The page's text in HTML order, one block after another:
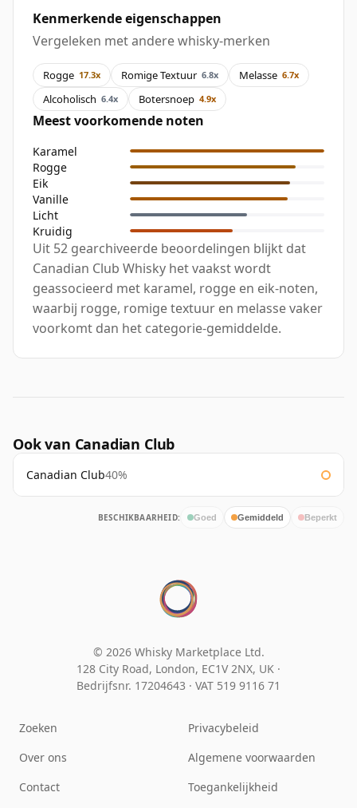
Kenmerkende eigenschappen
Vergeleken met andere whisky-merken
Rogge 17.3x Romige Textuur 6.8x Melasse 6.7x
Alcoholisch 6.4x Botersnoep 4.9x
Meest voorkomende noten
Karamel
Rogge
Eik
Vanille
Licht
Kruidig
Uit 52 gearchiveerde beoordelingen blijkt dat
Canadian Club Whisky het vaakst wordt
geassocieerd met karamel, rogge en eik-noten,
waarbij rogge, romige textuur en melasse vaker
voorkomt dan het categorie-gemiddelde.
Ook van Canadian Club
Canadian Club40%
BESCHIKBAARHEID: Goed Gemiddeld Beperkt
© 2026 Whisky Marketplace Ltd.
128 City Road, London, EC1V 2NX, UK ·
Bedrijfsnr. 17204643 · VAT 519 9116 71
Zoeken
Over ons
Contact
Privacybeleid
Algemene voorwaarden
Toegankelijkheid